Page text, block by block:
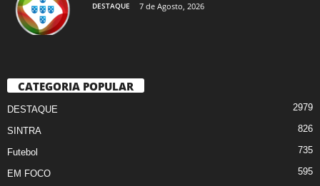
DESTAQUE 7 de Agosto, 2026
CATEGORIA POPULAR
DESTAQUE 2979
SINTRA 826
Futebol 735
EM FOCO 595